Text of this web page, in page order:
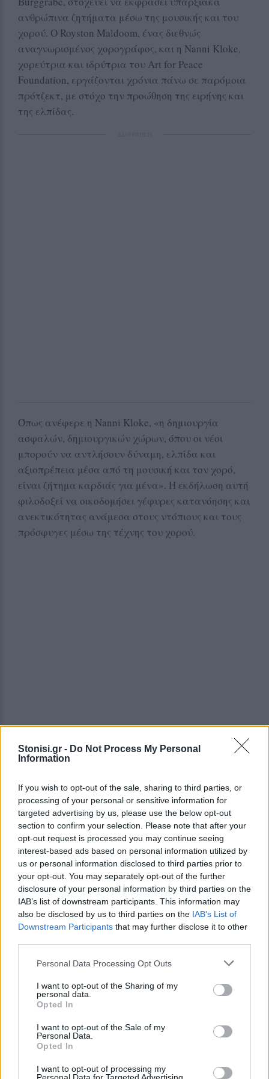
Stonisi.gr - Do Not Process My Personal
Information
If you wish to opt-out of the sale, sharing to third parties, or
processing of your personal or sensitive information for
targeted advertising by us, please use the below opt-out
section to confirm your selection. Please note that after your
opt-out request is processed you may continue seeing
interest-based ads based on personal information utilized by
us or personal information disclosed to third parties prior to
your opt-out. You may separately opt-out of the further
disclosure of your personal information by third parties on the
IAB’s list of downstream participants. This information may
also be disclosed by us to third parties on the IAB’s List of
Downstream Participants that may further disclose it to other
Personal Data Processing Opt Outs
I want to opt-out of the Sharing of my
personal data.
Opted In
I want to opt-out of the Sale of my
Personal Data.
Opted In
I want to opt-out of processing my
ανθρώπινα ζητήματα μέσω της μουσικής και του
χορού. Ο Royston Maldoom, ένας διεθνώς
αναγνωρισμένος χορογράφος, και η Nanni Kloke,
χορεύτρια και ιδρύτρια του Art for Peace
Foundation, εργάζονται χρόνια πάνω σε παρόμοια
πρότζεκτ, με στόχο την προώθηση της ειρήνης και
της ελπίδας.
Όπως ανέφερε η Nanni Kloke, «η δημιουργία
ασφαλών, δημιουργικών χώρων, όπου οι νέοι
μπορούν να αντλήσουν δύναμη, ελπίδα και
αξιοπρέπεια μέσα από τη μουσική και τον χορό,
είναι ζήτημα καρδιάς για μένα». Η εκδήλωση αυτή
φιλοδοξεί να οικοδομήσει γέφυρες κατανόησης και
ανεκτικότητας ανάμεσα στους ντόπιους και τους
πρόσφυγες μέσω της τέχνης του χορού.
Add stonisi.gr on Google ↗
ΣΤΗΝ ΙΔΙΑ ΚΑΤΗΓΟΡΙΑ
ΜΟΥΣΙΚΗ
Μουσικές πάνω στο κύμα στην
παραλία της Δρώτας
Δύο ημέρες γεμάτες ζωντανή
μουσική, χορό και διασκέδαση από
τον Πολιτιστικό Εξωραϊστικό
ΕΙΚΑΣΤΙΚΑ
Ανοίγει ο δρόμος για το Ψηφιακό
Ολοκληρώθηκε η μεταβίβαση του
ακινήτου και ακολουθεί η
διαδικασία παραχώρησής του στον